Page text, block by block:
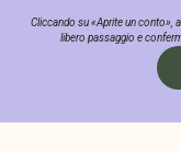
Cliccando su «Aprite un conto»,
libero passaggio e